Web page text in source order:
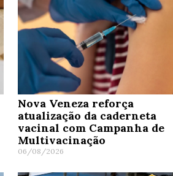
Nova Veneza reforça
atualização da caderneta
vacinal com Campanha de
Multivacinação
06/08/2026